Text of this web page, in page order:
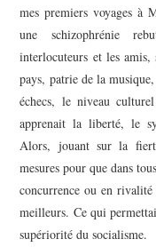
mes premiers voyages à
une schizophrénie
interlocuteurs et les
pays, patrie de la
échecs, le niveau
apprenait la liberté, le
Alors, jouant sur la
mesures pour que dans
concurrence ou en rivalité
meilleurs. Ce qui
supériorité du socialisme.